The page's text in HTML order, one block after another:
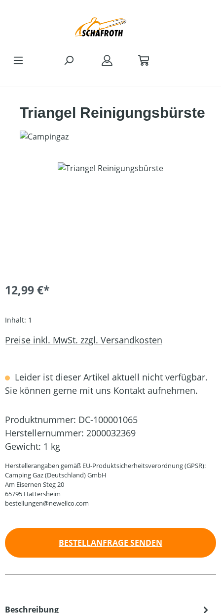
Triangel Reinigungsbürste
Bildergalerie überspringen
12,99 €*
Inhalt: 1
Preise inkl. MwSt. zzgl. Versandkosten
Leider ist dieser Artikel aktuell nicht verfügbar.
Sie können gerne mit uns Kontakt aufnehmen.
Produktnummer: DC-100001065
Herstellernummer: 2000032369
Gewicht: 1 kg
Herstellerangaben gemäß EU-Produktsicherheitsverordnung (GPSR):
Camping Gaz (Deutschland) GmbH
Am Eisernen Steg 20
65795 Hattersheim
bestellungen@newellco.com
BESTELLANFRAGE SENDEN
Beschreibung